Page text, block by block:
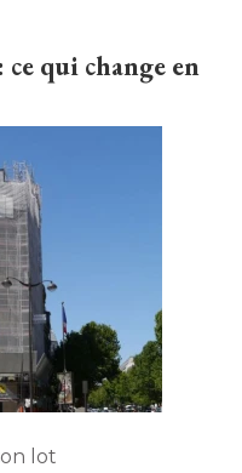
qui change en
lot